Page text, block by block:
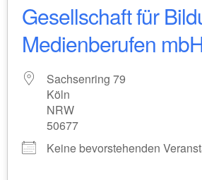
Gesellschaft für
Medienberufen
Sachsenring 79
Köln
NRW
50677
Keine bevorstehenden